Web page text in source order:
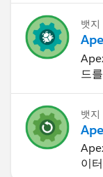
}
}
뱃지
드
뱃지
이